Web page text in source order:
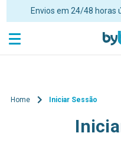
Envios em 24/48 horas
Home Iniciar Sessão